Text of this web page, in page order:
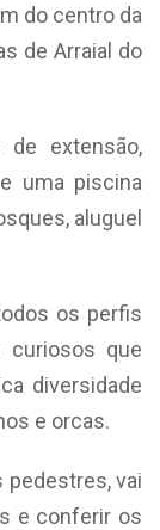
do centro da
de Arraial do
de extensão,
uma piscina
aluguel
os perfis
curiosos que
diversidade
e orcas.
pedestres, vai
e conferir os